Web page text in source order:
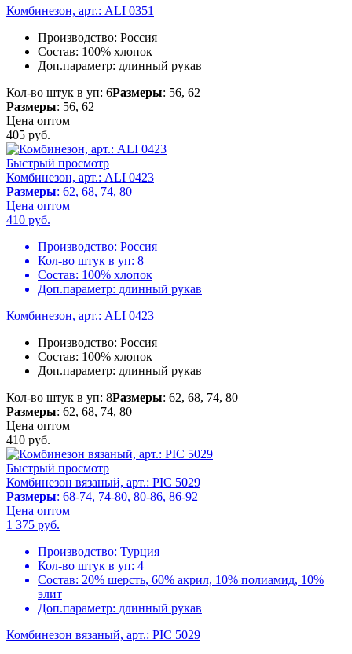
Комбинезон, арт.: ALI 0351
Производство: Россия
Состав: 100% хлопок
Доп.параметр: длинный рукав
Кол-во штук в уп: 6Размеры: 56, 62
Размеры: 56, 62
Цена оптом
405 руб.
Быстрый просмотр
Комбинезон, арт.: ALI 0423
Размеры: 62, 68, 74, 80
Цена оптом
410 руб.
Производство: Россия
Кол-во штук в уп: 8
Состав: 100% хлопок
Доп.параметр: длинный рукав
Комбинезон, арт.: ALI 0423
Производство: Россия
Состав: 100% хлопок
Доп.параметр: длинный рукав
Кол-во штук в уп: 8Размеры: 62, 68, 74, 80
Размеры: 62, 68, 74, 80
Цена оптом
410 руб.
Быстрый просмотр
Комбинезон вязаный, арт.: PIC 5029
Размеры: 68-74, 74-80, 80-86, 86-92
Цена оптом
1 375 руб.
Производство: Турция
Кол-во штук в уп: 4
Состав: 20% шерсть, 60% акрил, 10% полиамид, 10%
элит
Доп.параметр: длинный рукав
Комбинезон вязаный, арт.: PIC 5029